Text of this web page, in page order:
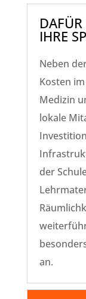
IHRE
Neben
Kosten
Medizin
lokale
der
an.